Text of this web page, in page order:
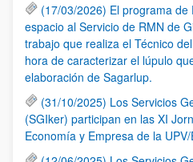
(17/03/2026) El programa de
espacio al Servicio de RMN de
trabajo que realiza el Técnico
hora de caracterizar el lúpulo
elaboración de Sagarlup.
(31/10/2025) Los Servicios
(SGIker) participan en las XI
Economía y Empresa de la UPV/